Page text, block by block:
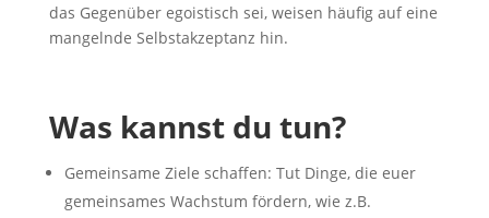
das Gegenüber egoistisch sei, weisen häufig auf eine
mangelnde Selbstakzeptanz hin.
Was kannst du tun?
Gemeinsame Ziele schaffen: Tut Dinge, die euer
gemeinsames Wachstum fördern, wie z.B.